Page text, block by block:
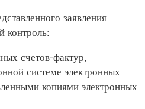
заявления
контроль:
счетов-фактур,
системе электронных
копиями электронных